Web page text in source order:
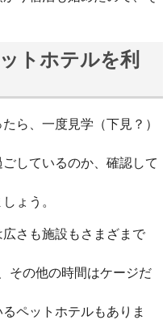
トホテルを利
ら、一度見学（下見？）
しているのか、確認して
ょう。
さも施設もさまざまで
その他の時間はケージだ
ペットホテルもありま